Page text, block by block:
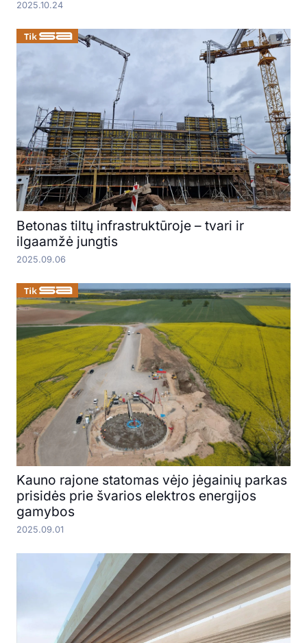
2025.10.24
Betonas tiltų infrastruktūroje – tvari ir
ilgaamžė jungtis
2025.09.06
Kauno rajone statomas vėjo jėgainių parkas
prisidės prie švarios elektros energijos
gamybos
2025.09.01